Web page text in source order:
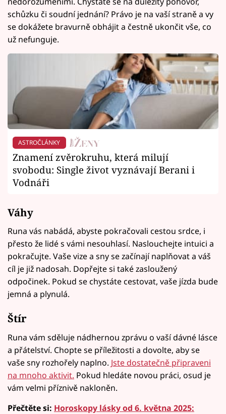
schůzku či soudní jednání? Právo je na vaší straně a vy
se dokážete bravurně obhájit a čestně ukončit vše, co
už nefunguje.
ASTROČLÁNKY
Znamení zvěrokruhu, která milují
svobodu: Single život vyznávají Berani i
Vodnáři
Váhy
Runa vás nabádá, abyste pokračovali cestou srdce, i
přesto že lidé s vámi nesouhlasí. Naslouchejte intuici a
pokračujte. Vaše vize a sny se začínají naplňovat a váš
cíl je již nadosah. Dopřejte si také zasloužený
odpočinek. Pokud se chystáte cestovat, vaše jízda bude
jemná a plynulá.
Štír
Runa vám sděluje nádhernou zprávu o vaší dávné lásce
a přátelství. Chopte se příležitosti a dovolte, aby se
vaše sny rozhořely naplno. Jste dostatečně připraveni
na mnoho aktivit. Pokud hledáte novou práci, osud je
vám velmi příznivě nakloněn.
Přečtěte si: Horoskopy lásky od 6. května 2025: